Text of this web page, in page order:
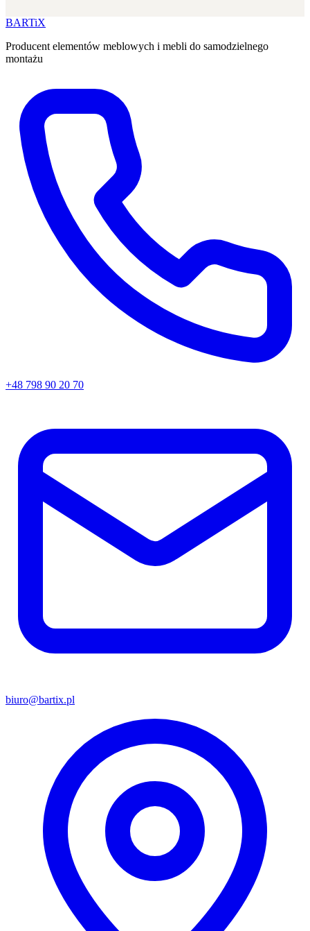
BARTiX
Producent elementów meblowych i mebli do samodzielnego
montażu
+48 798 90 20 70
biuro@bartix.pl